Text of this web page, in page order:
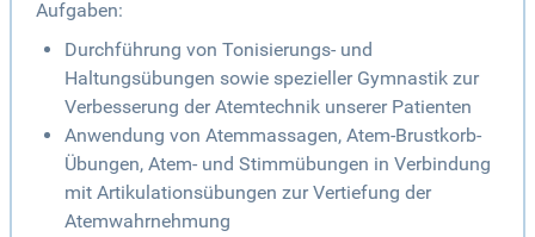
Aufgaben:
Durchführung von Tonisierungs- und
Haltungsübungen sowie spezieller Gymnastik zur
Verbesserung der Atemtechnik unserer Patienten
Anwendung von Atemmassagen, Atem-Brustkorb-
Übungen, Atem- und Stimmübungen in Verbindung
mit Artikulationsübungen zur Vertiefung der
Atemwahrnehmung